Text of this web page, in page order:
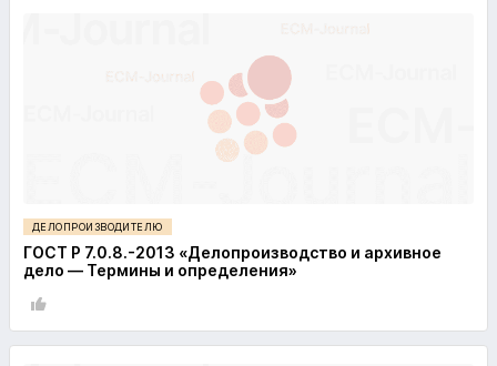
ДЕЛОПРОИЗВОДИТЕЛЮ
ГОСТ Р 7.0.8.-2013 «Делопроизводство и архивное
дело — Термины и определения»